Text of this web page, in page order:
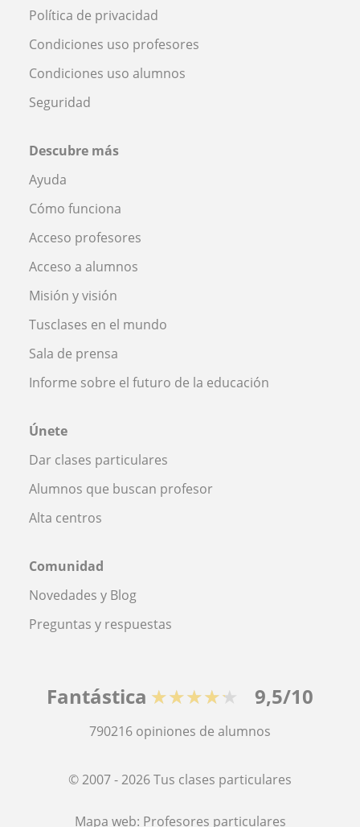
Política de privacidad
Condiciones uso profesores
Condiciones uso alumnos
Seguridad
Descubre más
Ayuda
Cómo funciona
Acceso profesores
Acceso a alumnos
Misión y visión
Tusclases en el mundo
Sala de prensa
Informe sobre el futuro de la educación
Únete
Dar clases particulares
Alumnos que buscan profesor
Alta centros
Comunidad
Novedades y Blog
Preguntas y respuestas
Fantástica ★★★★★ 9,5/10
790216 opiniones de alumnos
© 2007 - 2026 Tus clases particulares
Mapa web: Profesores particulares